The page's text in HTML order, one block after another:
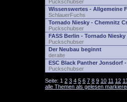
Puckschubser
Wissenswertes - Allgemeine
SchlauerFuchs
Tornado Niesky - Chemnitz
Puckschubser
FASS Berlin - Tornado Niesky
Puckschubser
Der Neubau beginnt
deralte
ESC Black Panther Jonsdorf
Puckschubser
Seite: 1 2 3 4 5 6 7 8 9 10 11 12
alle Themen als gelesen